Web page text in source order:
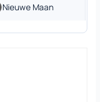
Nieuwe Maan